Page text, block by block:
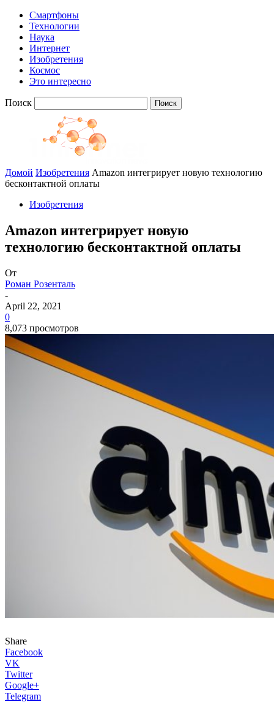
Смартфоны
Технологии
Наука
Интернет
Изобретения
Космос
Это интересно
Поиск
Домой Изобретения Amazon интегрирует новую технологию
бесконтактной оплаты
Изобретения
Amazon интегрирует новую
технологию бесконтактной оплаты
От
Роман Розенталь
-
April 22, 2021
0
8,073 просмотров
Share
Facebook
VK
Twitter
Google+
Telegram